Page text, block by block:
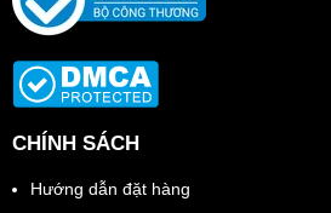
CHÍNH SÁCH
Hướng dẫn đặt hàng